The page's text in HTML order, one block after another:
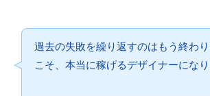
過去の失敗を繰り返すのはもう終わ
こそ、本当に稼げるデザイナーになり